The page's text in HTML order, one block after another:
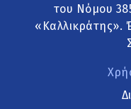
του Νόμου
«Καλλικράτης».